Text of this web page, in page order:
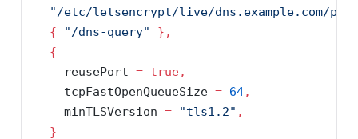
"/etc/letsencrypt/live/dns.example.com/
{
"/dns-query"
},
{
reusePort = true,
tcpFastOpenQueueSize = 64,
minTLSVersion = "tls1.2" ,
}